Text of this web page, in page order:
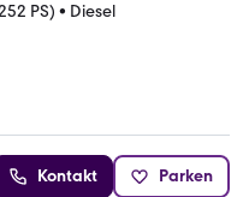
PS) • Diesel
Kontakt Parken